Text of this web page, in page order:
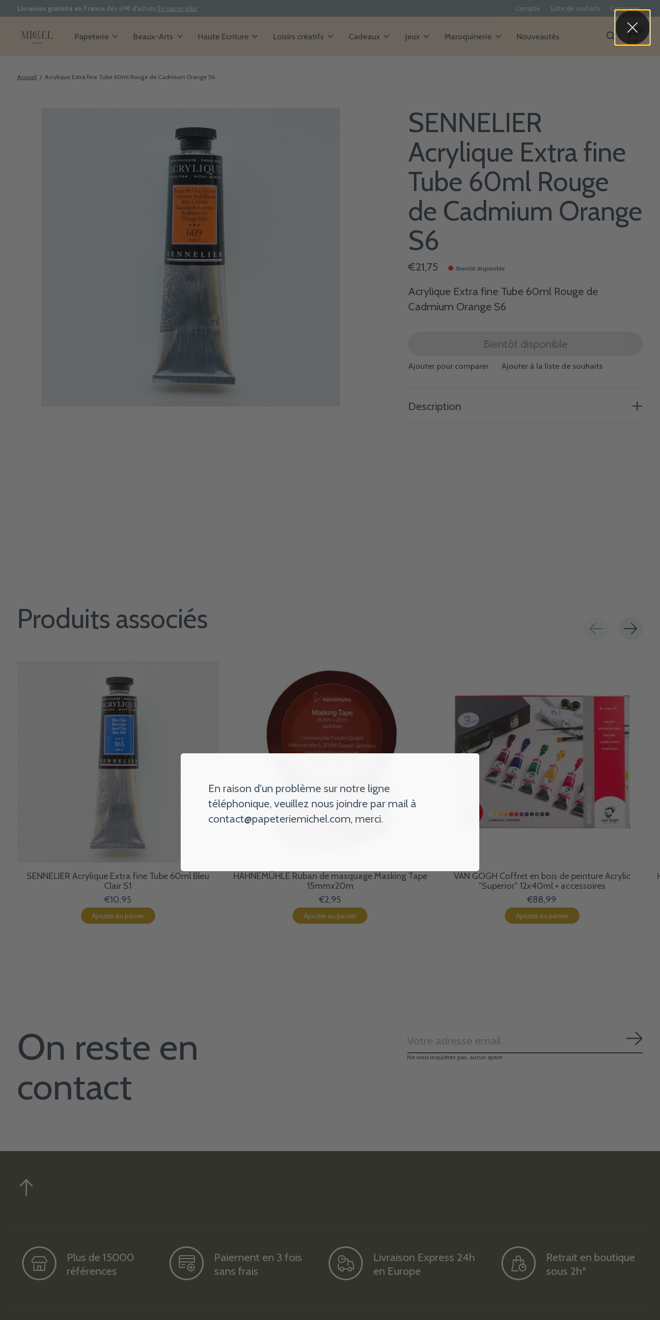
Livraison gratuite en France dès 69€ d'achats En savoir plus Compte Liste de souhaits Comparer
Papeterie Beaux-Arts Haute Ecriture Loisirs créatifs Cadeaux Jeux Maroquinerie Nouveautés items
Accueil / Acrylique Extra fine Tube 60ml Rouge de Cadmium Orange S6
SENNELIER
Acrylique Extra fine
Tube 60ml Rouge
de Cadmium Orange
S6
€21,75 Bientôt disponible
Acrylique Extra fine Tube 60ml Rouge de
Cadmium Orange S6
Bientôt disponible
Ajouter pour comparer Ajouter à la liste de souhaits
Description
Produits associés
SENNELIER Acrylique Extra fine Tube 60ml Bleu
Clair S1
€10,95
Ajouter au panier
HAHNEMÜHLE Ruban de masquage Masking Tape
15mmx20m
€2,95
Ajouter au panier
VAN GOGH Coffret en bois de peinture Acrylic
"Superior" 12x40ml + accessoires
€88,99
Ajouter au panier
On reste en
contact
Ne vous inquiétez pas, aucun spam
Plus de 15000
références
Paiement en 3 fois
sans frais
Livraison Express 24h
en Europe
Retrait en boutique
sous 2h*
En raison d'un problème sur notre ligne
téléphonique, veuillez nous joindre par mail à
contact@papeteriemichel.com, merci.